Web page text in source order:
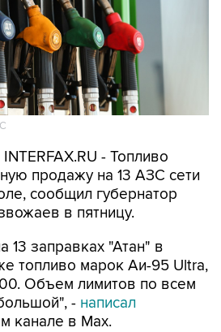
- Топливо
продажу на 13 АЗС сети
сообщил губернатор
в пятницу.
13 заправках "Атан" в
топливо марок Аи-95 Ultra,
Объем лимитов по всем
- написал
канале в Max.